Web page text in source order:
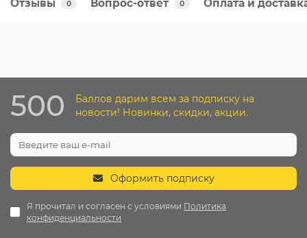
Отзывы 0 Вопрос-ответ 0 Оплата и
500
Баллов дарим всем за подписку на
новости! Новинки, скидки, акции.
Оформить подписку
Я прочитал и согласен с условиями Политика
конфиденциальности